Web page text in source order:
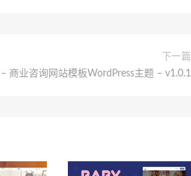
下一篇
商业咨询网站模板WordPress主题 – v1.0.1